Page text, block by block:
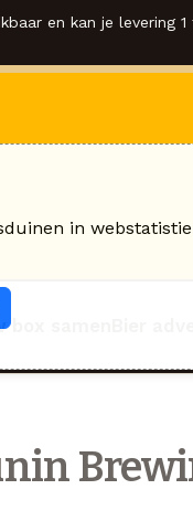
en kan je levering
samen
in